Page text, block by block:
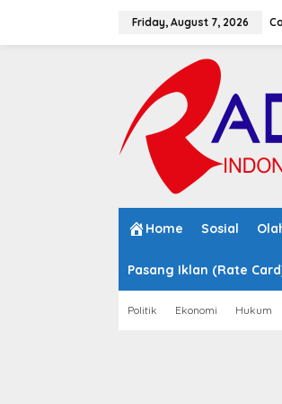
Friday, August 7, 2026
Home Sosial
Pasang Iklan (Rate
Politik Ekonomi Hukum